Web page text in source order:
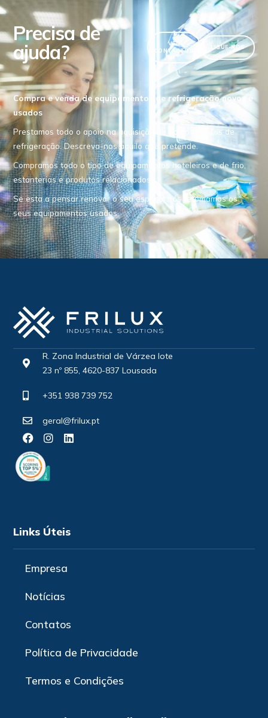
Precisa de
ajuda?
VER
CONTACTOS
LIGUE-NOS
Compra e venda de equipamentos de refrigeração novos e
usados
Prestamos todo o apoio na aquisição de equipamentos de
refrigeração. Descreva-nos aquilo que pretende.
Compramos todo o tipo de equipamentos hoteleiros e de frio,
estanterias e produtos relacionados.
Se esta a pensar renovar o seu espaço, nós retomamos os
seus equipamentos usados.
R. Zona Industrial de Várzea lote
23 nº 855, 4620-837 Lousada
+351 938 739 752
geral@frilux.pt
Links Úteis
Empresa
Notícias
Contatos
Política de Privacidade
Termos e Condições